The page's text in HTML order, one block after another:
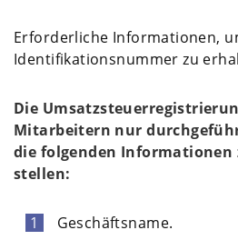
Erforderliche Informationen,
Identifikationsnummer zu
Die
Mitarbeitern nur
die folgenden Informationen
stellen:
Geschäftsname.